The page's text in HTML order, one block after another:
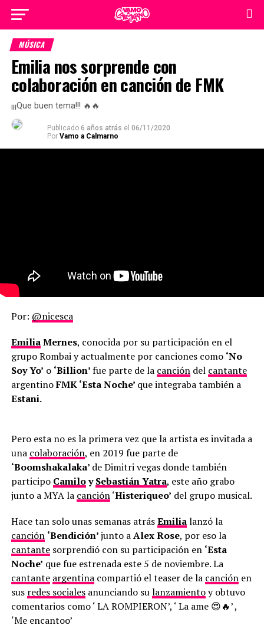
MÚSICA
Emilia nos sorprende con
colaboración en canción de FMK
¡¡¡Que buen tema!!! 🔥🔥
Publicado 6 años atrás el 06/11/2020
Por Vamo a Calmarno
Por: @nicesca
EmiliaMernes, conocida por su participación en el
grupo Rombai y actualmente por canciones como ‘No
Soy Yo’ o ‘Billion’fue parte de la cancióndel cantante
argentinoFMK ‘Esta Noche’ que integraba también a
Estani.
Pero esta no es la primera vez que la artista es invitada a
una colaboración, en 2019 fue parte de
‘Boomshakalaka’ de Dimitri vegas donde también
participo CamiloySebastián Yatra, este año grabo
junto a MYA la canción‘Histeriqueo’ del grupo musical.
Hace tan solo unas semanas atrásEmilialanzó la
canción ‘Bendición’junto aAlex Rose, por eso la
cantantesorprendió con su participación en ‘Esta
Noche’ que fue estrenada este 5 de noviembre. La
cantante argentinacompartió el teaser de la canciónen
sus redes socialesanunciando sulanzamientoy obtuvo
comentarios como ‘ LA ROMPIERON’, ‘ La ame 😍🔥’ ,
‘Me encantoo’